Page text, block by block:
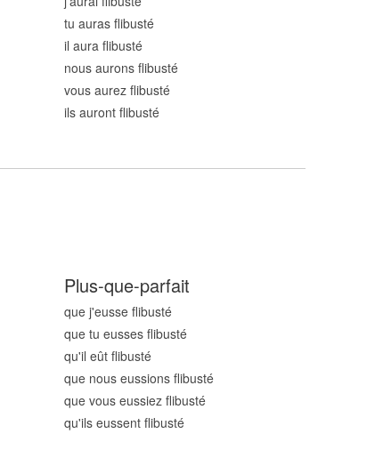
tu auras flibusté
il aura flibusté
nous aurons flibusté
vous aurez flibusté
ils auront flibusté
Plus-que-parfait
que j'eusse flibusté
que tu eusses flibusté
qu'il eût flibusté
que nous eussions flibusté
que vous eussiez flibusté
qu'ils eussent flibusté